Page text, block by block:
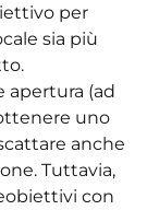
per
sia più
apertura (ad
uno
anche
Tuttavia,
con